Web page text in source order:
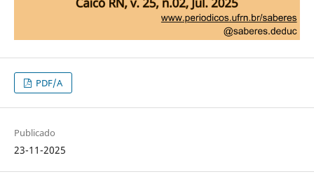
PDF/A
Publicado
23-11-2025